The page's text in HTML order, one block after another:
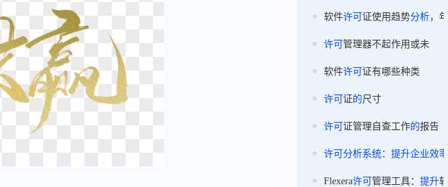
软件许可 证使用趋势分析，
许可 管理器不起作用或未
软件许可 证有哪些种类
许可 证的尺寸
许可 证管理自查工作的报告
许可 分析系统： 提升企业效率
Flexera许可 管理工具： 提升